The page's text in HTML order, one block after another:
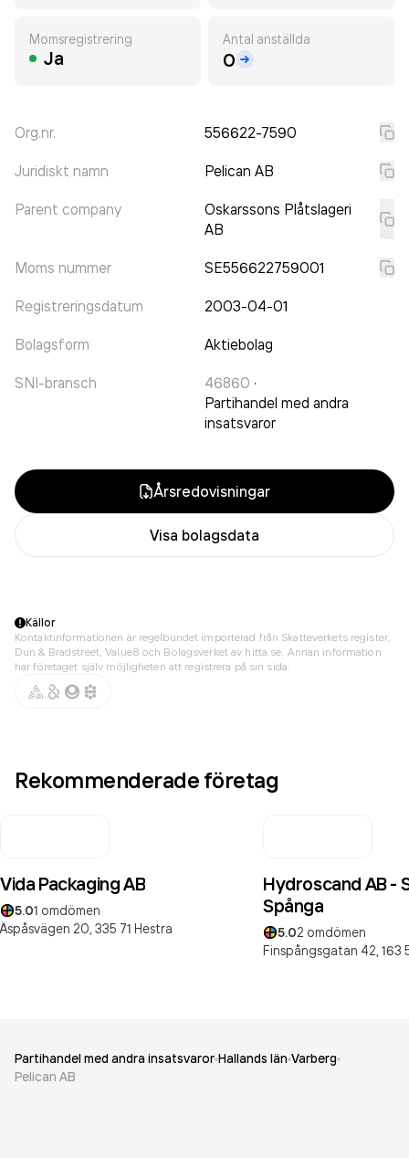
Momsregistrering
Ja
Antal anställda
0
Org.nr. 556622-7590
Juridiskt namn Pelican AB
Parent company
Oskarssons Plåtslageri
AB
Moms nummer SE556622759001
Registreringsdatum 2003-04-01
Bolagsform Aktiebolag
SNI-bransch 46860 ·
Partihandel med andra
insatsvaror
Årsredovisningar
Visa bolagsdata
Källor
Kontaktinformationen är regelbundet importerad från Skatteverkets register,
Dun & Bradstreet, Value8 och Bolagsverket av hitta.se. Annan information
har företaget själv möjligheten att registrera på sin sida.
Rekommenderade företag
Vida Packaging AB
5.01 omdömen
Äspåsvägen 20, 335 71 Hestra
Hydroscand AB -
Spånga
5.02 omdömen
Finspångsgatan 42, 163
Partihandel med andra insatsvaror Hallands län Varberg
Pelican AB